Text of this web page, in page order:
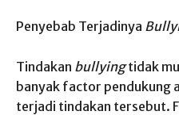
Penyebab Terjadinya
Tindakan bullyingtidak
banyak factor pendukung
terjadi tindakan tersebut.